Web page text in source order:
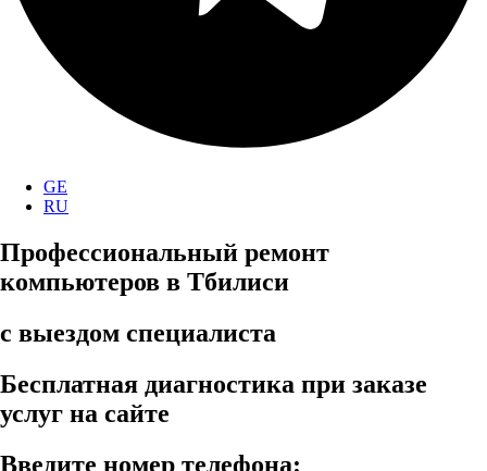
GE
RU
Профессиональный ремонт
компьютеров в Тбилиси
с выездом специалиста
Бесплатная диагностика при заказе
услуг на сайте
Введите номер телефона: